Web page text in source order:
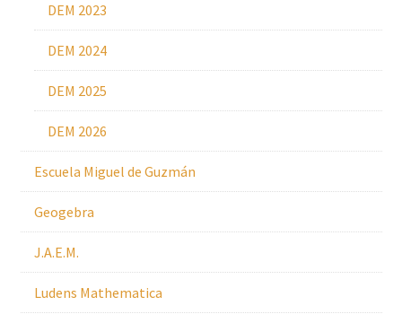
DEM 2023
DEM 2024
DEM 2025
DEM 2026
Escuela Miguel de Guzmán
Geogebra
J.A.E.M.
Ludens Mathematica